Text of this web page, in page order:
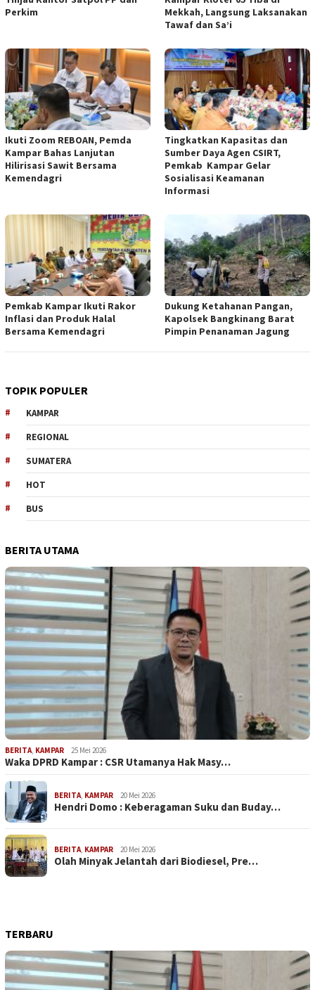
Perkim
Mekkah, Langsung Laksanakan
Tawaf dan Sa’i
Ikuti Zoom REBOAN, Pemda
Kampar Bahas Lanjutan
Hilirisasi Sawit Bersama
Kemendagri
Tingkatkan Kapasitas dan
Sumber Daya Agen CSIRT,
Pemkab Kampar Gelar
Sosialisasi Keamanan
Informasi
Pemkab Kampar Ikuti Rakor
Inflasi dan Produk Halal
Bersama Kemendagri
Dukung Ketahanan Pangan,
Kapolsek Bangkinang Barat
Pimpin Penanaman Jagung
TOPIK POPULER
KAMPAR
REGIONAL
SUMATERA
HOT
BUS
BERITA UTAMA
BERITA, KAMPAR 25 Mei 2026
Waka DPRD Kampar : CSR Utamanya Hak Masy…
BERITA, KAMPAR 20 Mei 2026
Hendri Domo : Keberagaman Suku dan Buday…
BERITA, KAMPAR 20 Mei 2026
Olah Minyak Jelantah dari Biodiesel, Pre…
TERBARU